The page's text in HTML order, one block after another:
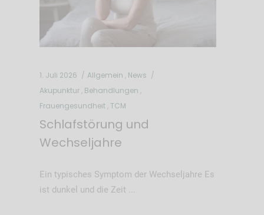
1. Juli 2026 Allgemein , News
Akupunktur , Behandlungen ,
Frauengesundheit , TCM
Schlafstörung und
Wechseljahre
Ein typisches Symptom der Wechseljahre Es
ist dunkel und die Zeit